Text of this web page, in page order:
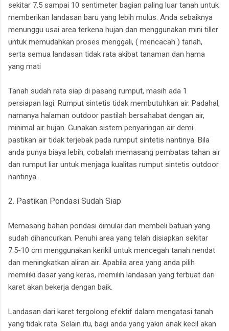
sekitar 7.5 sampai 10 sentimeter bagian paling luar tanah untuk
memberikan landasan baru yang lebih mulus. Anda sebaiknya
menunggu usai area terkena hujan dan menggunakan mini tiller
untuk memudahkan proses menggali, ( mencacah ) tanah,
serta semua landasan tidak rata akibat tanaman dan hama
yang mati
Tanah sudah rata siap di pasang rumput, masih ada 1
persiapan lagi. Rumput sintetis tidak membutuhkan air. Padahal,
namanya halaman outdoor pastilah bersahabat dengan air,
minimal air hujan. Gunakan sistem penyaringan air demi
pastikan air tidak terjebak pada rumput sintetis nantinya. Bila
anda punya biaya lebih, cobalah memasang pembatas tahan air
dan rumput liar untuk menjaga kualitas rumput sintetis outdoor
nantinya.
2. Pastikan Pondasi Sudah Siap
Memasang bahan pondasi dimulai dari membeli batuan yang
sudah dihancurkan. Penuhi area yang telah disiapkan sekitar
7.5-10 cm menggunakan kerikil untuk mencegah tanah nendat
dan meningkatkan aliran air. Apabila area yang anda pilih
memiliki dasar yang keras, memilih landasan yang terbuat dari
karet akan bekerja dengan baik.
Landasan dari karet tergolong efektif dalam mengatasi tanah
yang tidak rata. Selain itu, bagi anda yang yakin anak kecil akan